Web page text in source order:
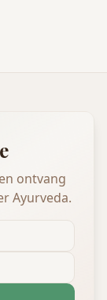
ontvang
Ayurveda.